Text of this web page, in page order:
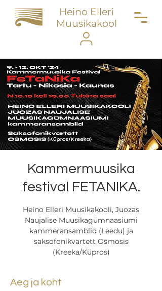
Heino Elleri
Muusikakool
Kammermuusika
festival FETANIKA.
Heino Elleri Muusikakooli, Juozas
Naujalise Muusikagümnaasiumi
kammeransamblid (Leedu) ja
saksofonikvartett Osmosis
Aeg ja koht